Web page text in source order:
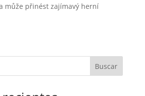
může přinést zajímavý herní
Buscar